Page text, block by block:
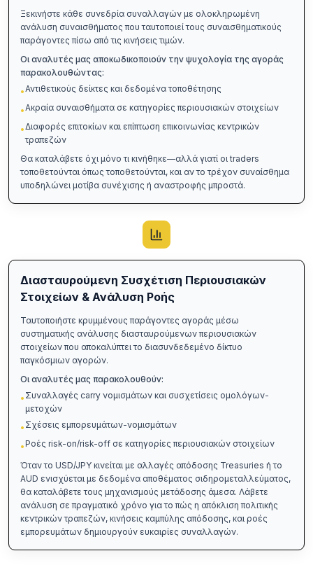
Ξεκινήστε κάθε συνεδρία συναλλαγών με ολοκληρωμένη
ανάλυση συναισθήματος που ταυτοποιεί τους συναισθηματικούς
παράγοντες πίσω από τις κινήσεις τιμών.
Οι αναλυτές μας αποκωδικοποιούν την ψυχολογία της αγοράς
παρακολουθώντας:
•Αντιθετικούς δείκτες και δεδομένα τοποθέτησης
•Ακραία συναισθήματα σε κατηγορίες περιουσιακών στοιχείων
•Διαφορές επιτοκίων και επίπτωση επικοινωνίας κεντρικών
τραπεζών
Θα καταλάβετε όχι μόνο τι κινήθηκε—αλλά γιατί οι traders
τοποθετούνται όπως τοποθετούνται, και αν το τρέχον συναίσθημα
υποδηλώνει μοτίβα συνέχισης ή αναστροφής μπροστά.
Διασταυρούμενη Συσχέτιση Περιουσιακών
Στοιχείων & Ανάλυση Ροής
Ταυτοποιήστε κρυμμένους παράγοντες αγοράς μέσω
συστηματικής ανάλυσης διασταυρούμενων περιουσιακών
στοιχείων που αποκαλύπτει το διασυνδεδεμένο δίκτυο
παγκόσμιων αγορών.
Οι αναλυτές μας παρακολουθούν:
• Συναλλαγές carry νομισμάτων και συσχετίσεις ομολόγων-
μετοχών
• Σχέσεις εμπορευμάτων-νομισμάτων
•Ροές risk-on/risk-off σε κατηγορίες περιουσιακών στοιχείων
Όταν το USD/JPY κινείται με αλλαγές απόδοσης Treasuries ή το
AUD ενισχύεται με δεδομένα αποθέματος σιδηρομεταλλεύματος,
θα καταλάβετε τους μηχανισμούς μετάδοσης άμεσα. Λάβετε
ανάλυση σε πραγματικό χρόνο για το πώς η απόκλιση πολιτικής
κεντρικών τραπεζών, κινήσεις καμπύλης απόδοσης, και ροές
εμπορευμάτων δημιουργούν ευκαιρίες συναλλαγών.